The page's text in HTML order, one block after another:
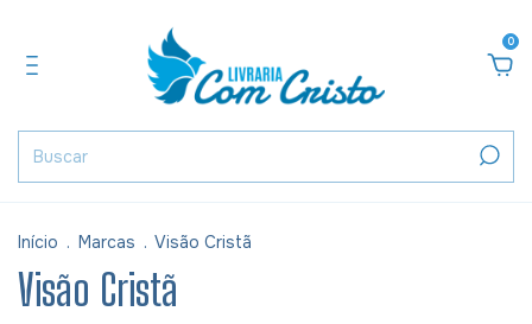
0
Início . Marcas . Visão Cristã
Visão Cristã